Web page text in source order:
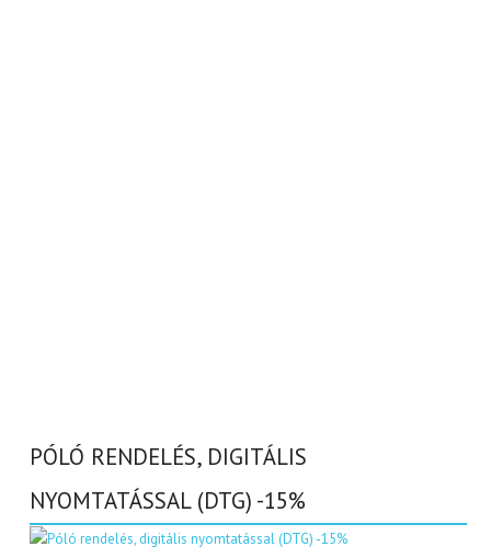
PÓLÓ RENDELÉS, DIGITÁLIS
NYOMTATÁSSAL (DTG) -15%